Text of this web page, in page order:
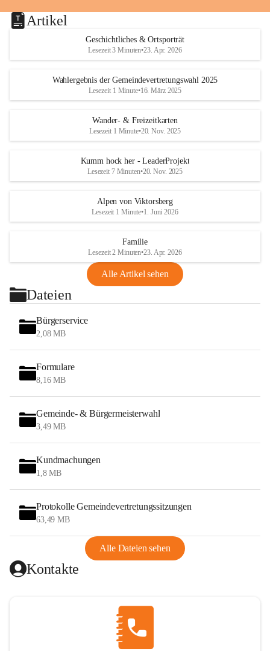
Artikel
Geschichtliches & Ortsporträt
Lesezeit 3 Minuten•23. Apr. 2026
Wahlergebnis der Gemeindevertretungswahl 2025
Lesezeit 1 Minute•16. März 2025
Wander- & Freizeitkarten
Lesezeit 1 Minute•20. Nov. 2025
Kumm hock her - LeaderProjekt
Lesezeit 7 Minuten•20. Nov. 2025
Alpen von Viktorsberg
Lesezeit 1 Minute•1. Juni 2026
Familie
Lesezeit 2 Minuten•23. Apr. 2026
Alle Artikel sehen
Dateien
Bürgerservice
2,08 MB
Formulare
8,16 MB
Gemeinde- & Bürgermeisterwahl
3,49 MB
Kundmachungen
1,8 MB
Protokolle Gemeindevertretungssitzungen
63,49 MB
Alle Dateien sehen
Kontakte